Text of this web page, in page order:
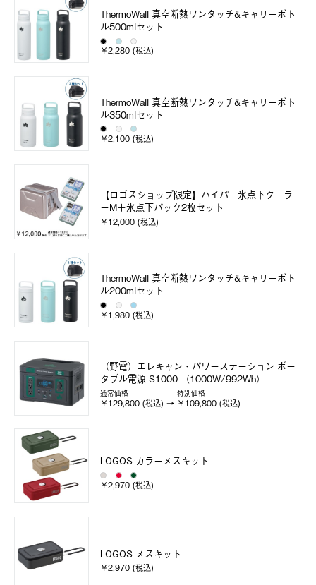
ThermoWall 真空断熱ワンタッチ&キャリーボト
ル500mlセット
￥2,280 (税込)
ThermoWall 真空断熱ワンタッチ&キャリーボト
ル350mlセット
￥2,100 (税込)
【ロゴスショップ限定】ハイパー氷点下クーラ
ーM＋氷点下パック2枚セット
￥12,000 (税込)
ThermoWall 真空断熱ワンタッチ&キャリーボト
ル200mlセット
￥1,980 (税込)
（野電）エレキャン・パワーステーション ポー
タブル電源 S1000 （1000W/992Wh）
通常価格
￥129,800 (税込)
特別価格
￥109,800 (税込)
LOGOS カラーメスキット
￥2,970 (税込)
LOGOS メスキット
￥2,970 (税込)